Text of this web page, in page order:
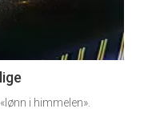
i himmelen».